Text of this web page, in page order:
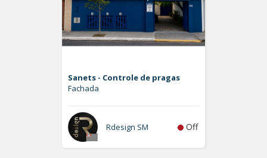
Sanets - Controle de pragas
Fachada
Rdesign SM Off